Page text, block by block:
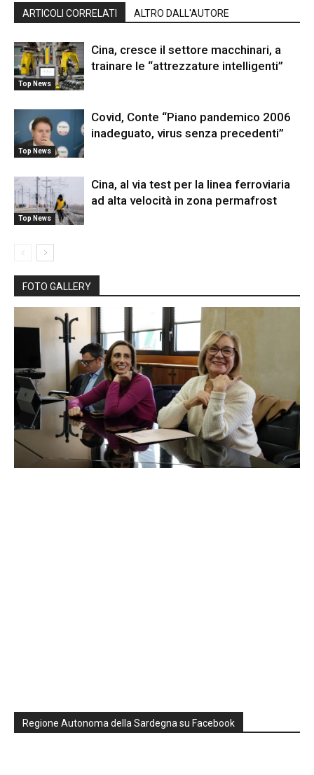
ARTICOLI CORRELATI ALTRO DALL'AUTORE
Top News
Cina, cresce il settore macchinari, a
trainare le “attrezzature intelligenti”
Top News
Covid, Conte “Piano pandemico 2006
inadeguato, virus senza precedenti”
Top News
Cina, al via test per la linea ferroviaria
ad alta velocità in zona permafrost
FOTO GALLERY
Regione Autonoma della Sardegna su Facebook